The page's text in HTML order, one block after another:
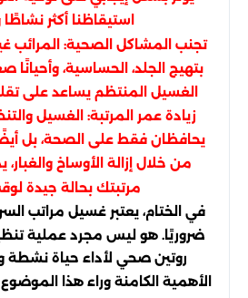
استيقاظنا أكثر
تجنب المشاكل الصحية: المرائب
بتهيج الجلد، الحساسية،
الغسيل المنتظم يساعد على
زيادة عمر المرتبة: الغسيل
يحافظان فقط على الصحة، بل
من خلال إزالة الأوساخ
مرتبتك بحالة جيدة
في الختام، يعتبر غسيل مراتب
ضروريًا. هو ليس مجرد عملية
روتين صحي لأداء حياة نشطة
الأهمية الكامنة وراء هذا